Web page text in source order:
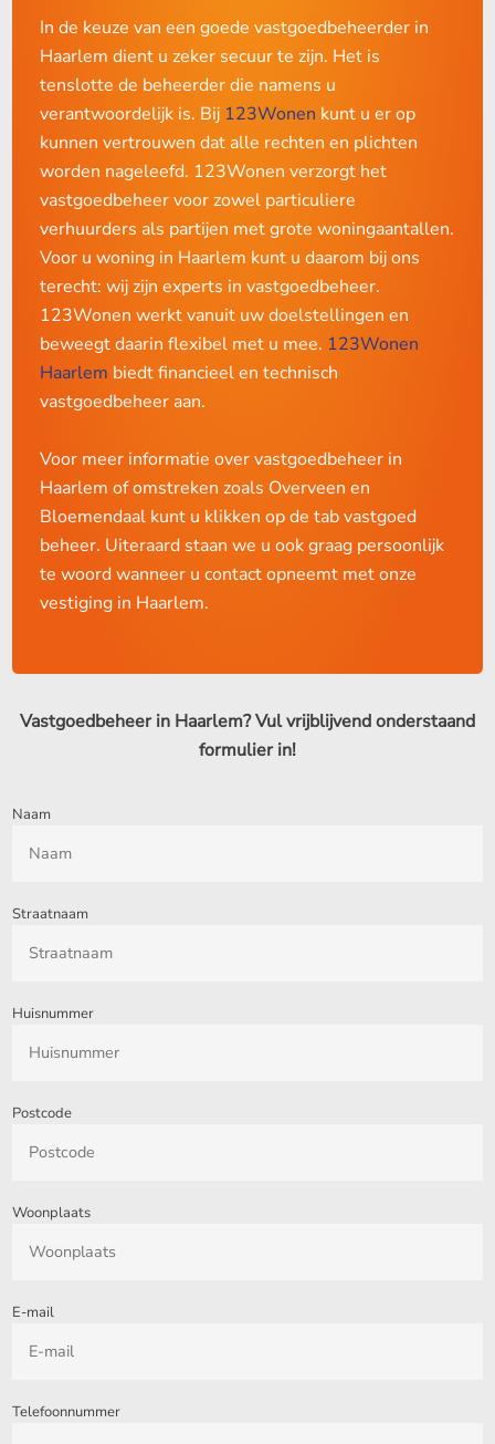
In de keuze van een goede vastgoedbeheerder in
Haarlem dient u zeker secuur te zijn. Het is
tenslotte de beheerder die namens u
verantwoordelijk is. Bij 123Wonen kunt u er op
kunnen vertrouwen dat alle rechten en plichten
worden nageleefd. 123Wonen verzorgt het
vastgoedbeheer voor zowel particuliere
verhuurders als partijen met grote woningaantallen.
Voor u woning in Haarlem kunt u daarom bij ons
terecht: wij zijn experts in vastgoedbeheer.
123Wonen werkt vanuit uw doelstellingen en
beweegt daarin flexibel met u mee. 123Wonen
Haarlem biedt financieel en technisch
vastgoedbeheer aan.
Voor meer informatie over vastgoedbeheer in
Haarlem of omstreken zoals Overveen en
Bloemendaal kunt u klikken op de tab vastgoed
beheer. Uiteraard staan we u ook graag persoonlijk
te woord wanneer u contact opneemt met onze
vestiging in Haarlem.
Vastgoedbeheer in Haarlem? Vul vrijblijvend onderstaand
formulier in!
Naam
Straatnaam
Huisnummer
Postcode
Woonplaats
E-mail
Telefoonnummer